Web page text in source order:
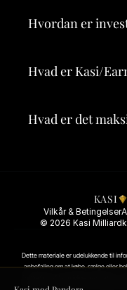
Hvordan er
Hvad er Kasi/
Hvad er det
KASI
Vilkår & Betingelser
© 2026 Kasi
Dette materiale er udelukkende til
anbefaling om at købe, sælge eller